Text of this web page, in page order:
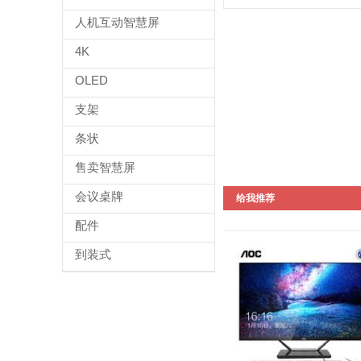
给我推荐
人机互动智慧屏
4K
OLED
支架
条状
售卖智慧屏
会议桌牌
配件
到装式